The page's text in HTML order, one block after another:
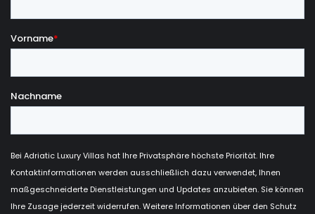
Host Island nach Vis Island ist ebenfalls möglich.
*** GEGEN AUFPREIS **
Concierge-Service ist für alle Lebensmittel Ihrer
Der Transport mit dem Schnellboot 'Colnago 35'
kann direkt vom Flughafen zur Villa arrangiert
werden.